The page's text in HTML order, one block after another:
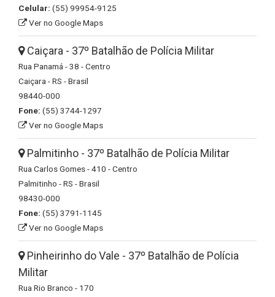
Celular: (55) 99954-9125
Ver no Google Maps
Caiçara - 37º Batalhão de Polícia Militar
Rua Panamá - 38 - Centro
Caiçara - RS - Brasil
98440-000
Fone: (55) 3744-1297
Ver no Google Maps
Palmitinho - 37º Batalhão de Polícia Militar
Rua Carlos Gomes - 410 - Centro
Palmitinho - RS - Brasil
98430-000
Fone: (55) 3791-1145
Ver no Google Maps
Pinheirinho do Vale - 37º Batalhão de Polícia
Militar
Rua Rio Branco - 170